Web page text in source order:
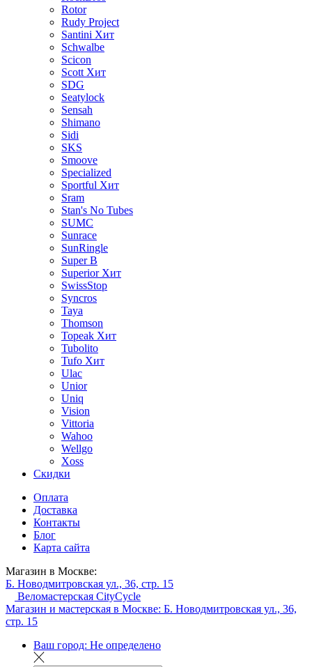
Rotor
Rudy Project
Santini Хит
Schwalbe
Scicon
Scott Хит
SDG
Seatylock
Sensah
Shimano
Sidi
SKS
Smoove
Specialized
Sportful Хит
Sram
Stan's No Tubes
SUMC
Sunrace
SunRingle
Super B
Superior Хит
SwissStop
Syncros
Taya
Thomson
Topeak Хит
Tubolito
Tufo Хит
Ulac
Unior
Uniq
Vision
Vittoria
Wahoo
Wellgo
Xoss
Скидки
Оплата
Доставка
Контакты
Блог
Карта сайта
Магазин в Москве:
Б. Новодмитровская ул., 36, стр. 15
Веломастерская CityCycle
Магазин и мастерская в Москве: Б. Новодмитровская ул., 36,
стр. 15
Ваш город: Не определено